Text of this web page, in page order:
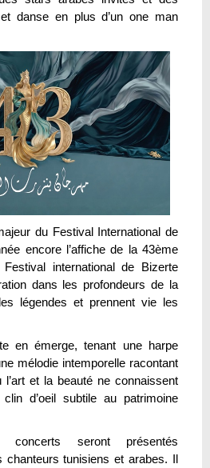
danse en plus d’un one man
du Festival International de
encore l’affiche de la 43ème
international de Bizerte
dans les profondeurs de la
légendes et prennent vie les
en émerge, tenant une harpe
mélodie intemporelle racontant
l’art et la beauté ne connaissent
d’oeil subtile au patrimoine
seront présentés
chanteurs tunisiens et arabes. Il